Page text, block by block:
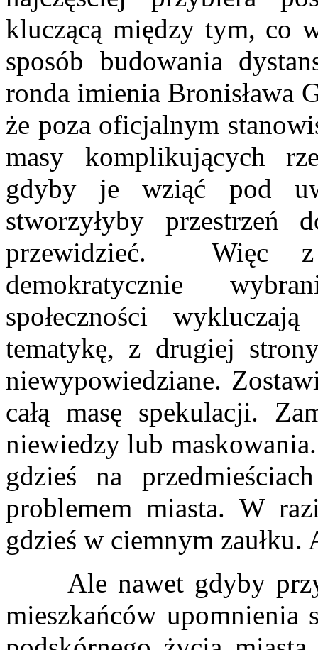
kluczącą między tym, co
sposób budowania
ronda imienia Bronisława
że poza oficjalnym
masy komplikujących
gdyby je wziąć pod
stworzyłyby
przewidzieć. Więc
demokratycznie
społeczności
tematykę, z drugiej
niewypowiedziane.
całą masę spekulacji.
niewiedzy lub
gdzieś na
problemem miasta. W
gdzieś w ciemnym
Ale nawet gdyby
mieszkańców